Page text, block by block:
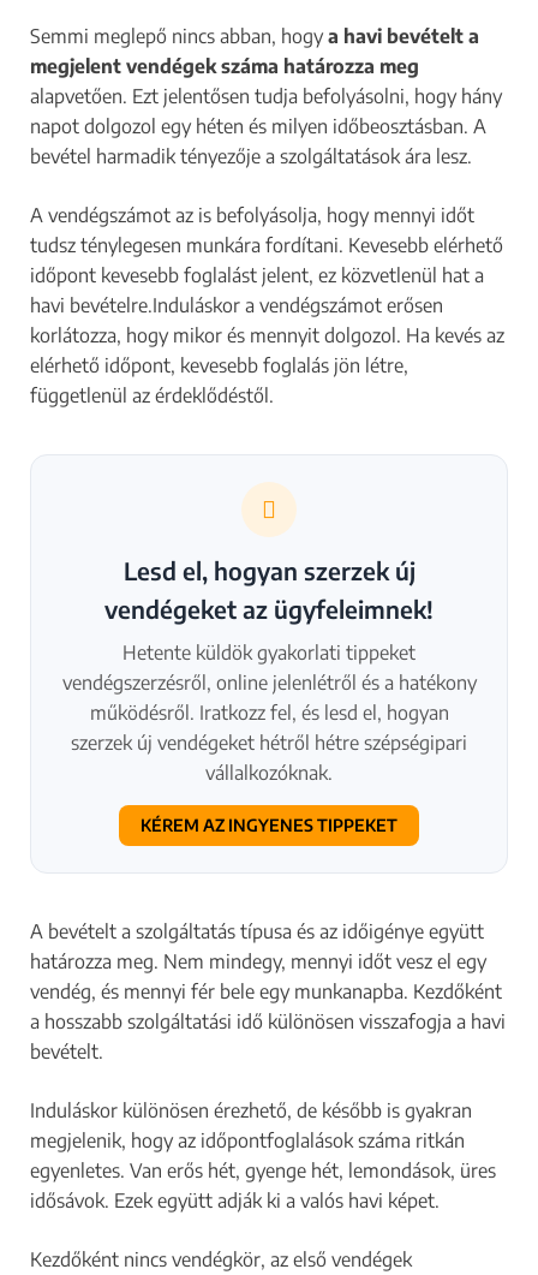
Semmi meglepő nincs abban, hogya havi bevételt a
megjelent vendégek száma határozza meg
alapvetően. Ezt jelentősen tudja befolyásolni, hogy hány
napot dolgozol egy héten és milyen időbeosztásban. A
bevétel harmadik tényezője a szolgáltatások ára lesz.
A vendégszámot az is befolyásolja, hogy mennyi időt
tudsz ténylegesen munkára fordítani. Kevesebb elérhető
időpont kevesebb foglalást jelent, ez közvetlenül hat a
havi bevételre.Induláskor a vendégszámot erősen
korlátozza, hogy mikor és mennyit dolgozol. Ha kevés az
elérhető időpont, kevesebb foglalás jön létre,
függetlenül az érdeklődéstől.
Lesd el, hogyan szerzek új
vendégeket az ügyfeleimnek!
Hetente küldök gyakorlati tippeket
vendégszerzésről, online jelenlétről és a hatékony
működésről. Iratkozz fel, és lesd el, hogyan
szerzek új vendégeket hétről hétre szépségipari
vállalkozóknak.
KÉREM AZ INGYENES TIPPEKET
A bevételt a szolgáltatás típusa és az időigénye együtt
határozza meg. Nem mindegy, mennyi időt vesz el egy
vendég, és mennyi fér bele egy munkanapba. Kezdőként
a hosszabb szolgáltatási idő különösen visszafogja a havi
bevételt.
Induláskor különösen érezhető, de később is gyakran
megjelenik, hogy az időpontfoglalások száma ritkán
egyenletes. Van erős hét, gyenge hét, lemondások, üres
idősávok. Ezek együtt adják ki a valós havi képet.
Kezdőként nincs vendégkör, az első vendégek